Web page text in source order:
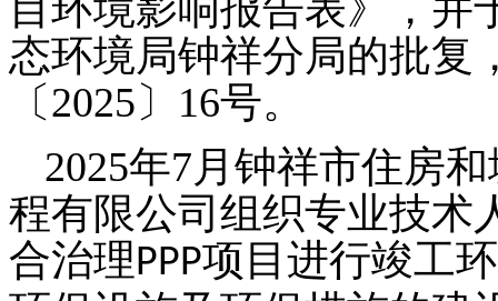
态环境局钟祥分局的批复
〔2025〕16号。
2025年7月钟祥市住房
程有限公司组织专业技术
合治理PPP项目进行竣工